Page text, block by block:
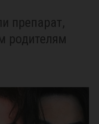
препарат,
родителям